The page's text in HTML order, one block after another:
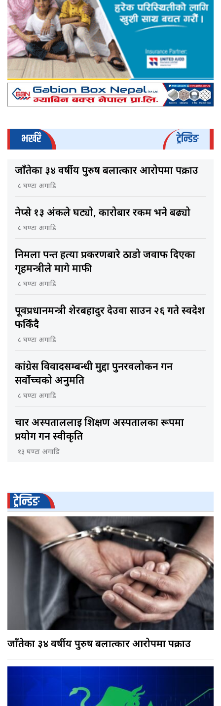
भर्खरै ट्रेन्डिङ
जाँतेका ३४ वर्षीय पुरुष बलात्कार आरोपमा पक्राउ
८ घण्टा अगाडि
नेप्से १३ अंकले घट्यो, कारोबार रकम भने बढ्यो
८ घण्टा अगाडि
निर्मला पन्त हत्या प्रकरणबारे ठाडो जवाफ दिएका
गृहमन्त्रीले मागे माफी
८ घण्टा अगाडि
पूर्वप्रधानमन्त्री शेरबहादुर देउवा साउन २६ गते स्वदेश
फर्किँदै
८ घण्टा अगाडि
कांग्रेस विवादसम्बन्धी मुद्दा पुनरवलोकन गर्न
सर्वोच्चको अनुमति
८ घण्टा अगाडि
चार अस्पताललाई शिक्षण अस्पतालका रूपमा
प्रयोग गर्न स्वीकृति
१३ घण्टा अगाडि
ट्रेन्डिङ
जाँतेका ३४ वर्षीय पुरुष बलात्कार आरोपमा पक्राउ